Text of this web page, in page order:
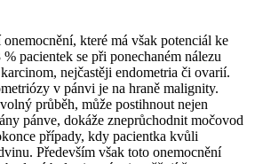
které má však potenciál ke
pacientek se při ponechaném nálezu
nejčastěji endometria či ovarií.
v pánvi je na hraně malignity.
průběh, může postihnout nejen
pánve, dokáže zneprůchodnit močovod
případy, kdy pacientka kvůli
Především však toto onemocnění